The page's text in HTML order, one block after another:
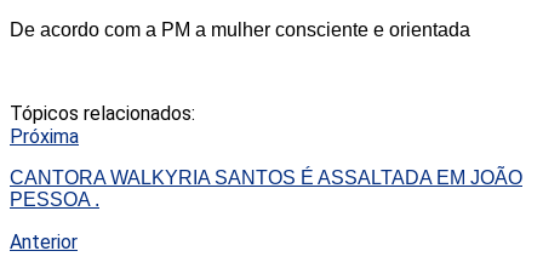
De acordo com a PM a mulher consciente e orientada
Tópicos relacionados:
Próxima
CANTORA WALKYRIA SANTOS É ASSALTADA EM JOÃO
PESSOA .
Anterior